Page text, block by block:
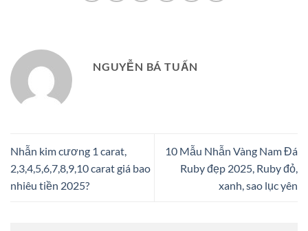
NGUYỄN BÁ TUẤN
Nhẫn kim cương 1 carat,
2,3,4,5,6,7,8,9,10 carat giá bao
nhiêu tiền 2025?
10 Mẫu Nhẫn Vàng Nam Đá
Ruby đẹp 2025, Ruby đỏ,
xanh, sao lục yên